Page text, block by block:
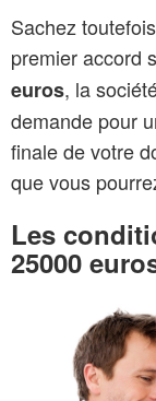
Sachez
premier accord
euros, la
demande pour
finale de votre
que vous
Les
25000